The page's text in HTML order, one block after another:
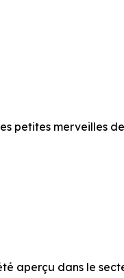
petites merveilles
aperçu dans le